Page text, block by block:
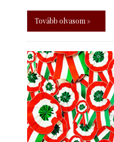
Tovább olvasom »